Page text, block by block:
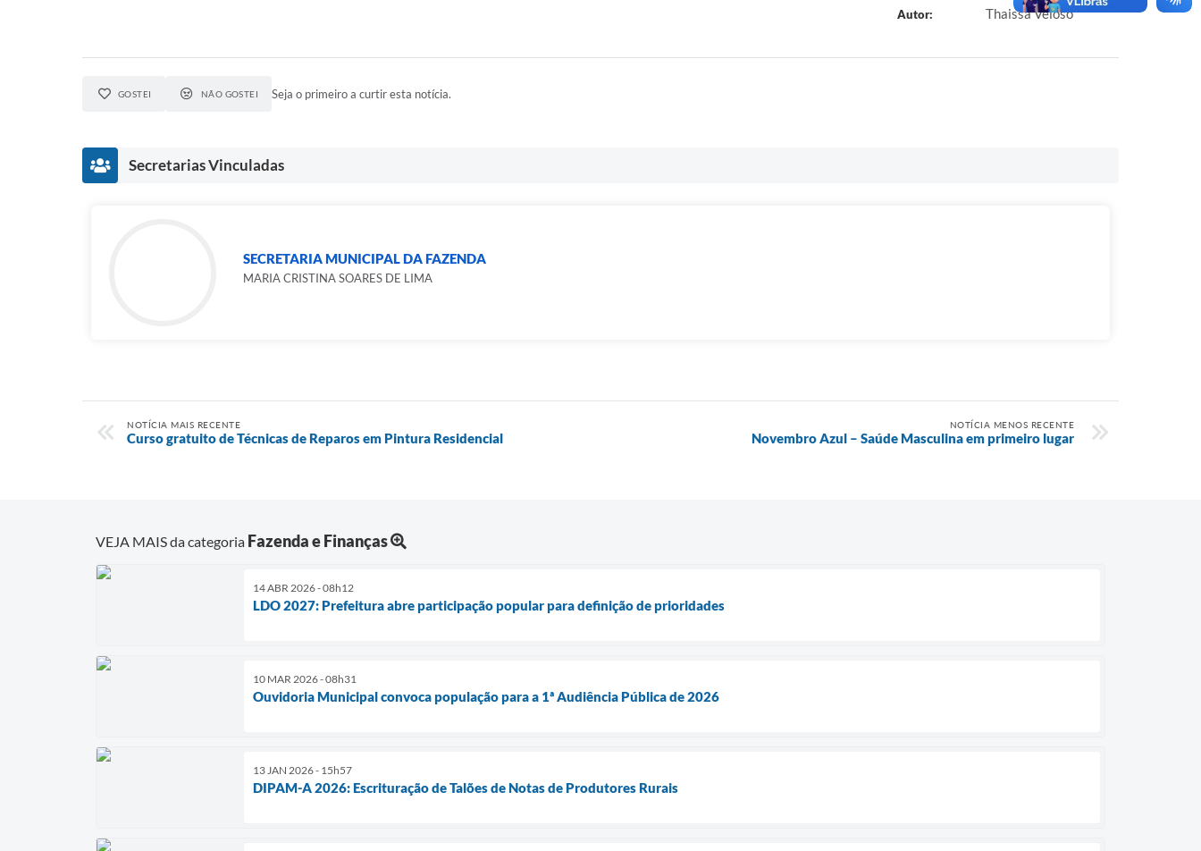
Autor: Thaissa Veloso
GOSTEI NÃO GOSTEI Seja o primeiro a curtir esta notícia.
Secretarias Vinculadas
SECRETARIA MUNICIPAL DA FAZENDA
MARIA CRISTINA SOARES DE LIMA
NOTÍCIA MAIS RECENTE
Curso gratuito de Técnicas de Reparos em Pintura Residencial
NOTÍCIA MENOS RECENTE
Novembro Azul – Saúde Masculina em primeiro lugar
VEJA MAIS da categoria Fazenda e Finanças
14 ABR 2026 - 08h12
LDO 2027: Prefeitura abre participação popular para definição de prioridades
10 MAR 2026 - 08h31
Ouvidoria Municipal convoca população para a 1ª Audiência Pública de 2026
13 JAN 2026 - 15h57
DIPAM-A 2026: Escrituração de Talões de Notas de Produtores Rurais